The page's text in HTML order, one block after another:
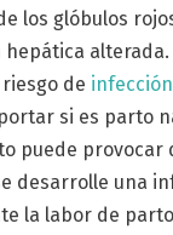
los glóbulos
hepática alterada.
de
si es parto
puede provocar
desarrolle una
la labor de